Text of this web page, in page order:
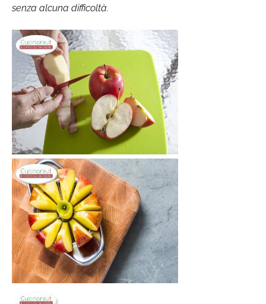
senza alcuna difficoltà.